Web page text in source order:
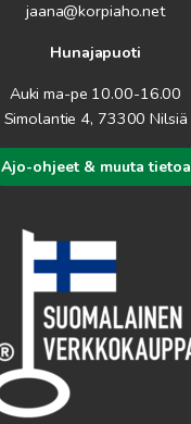
jaana@korpiaho.net
Hunajapuoti
Auki ma-pe 10.00-16.00
Simolantie 4, 73300 Nilsiä
Ajo-ohjeet & muuta tietoa